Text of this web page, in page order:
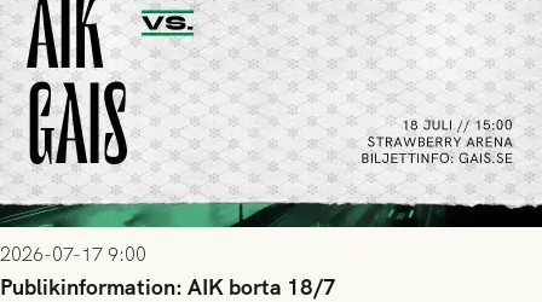
2026-07-17 9:00
Publikinformation: AIK borta 18/7